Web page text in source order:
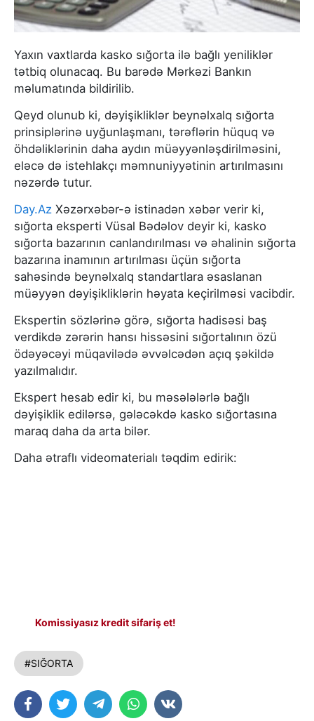
Yaxın vaxtlarda kasko sığorta ilə bağlı yeniliklər
tətbiq olunacaq. Bu barədə Mərkəzi Bankın
məlumatında bildirilib.
Qeyd olunub ki, dəyişikliklər beynəlxalq sığorta
prinsiplərinə uyğunlaşmanı, tərəflərin hüquq və
öhdəliklərinin daha aydın müəyyənləşdirilməsini,
eləcə də istehlakçı məmnuniyyətinin artırılmasını
nəzərdə tutur.
Day.Az Xəzərxəbər-ə istinadən xəbər verir ki,
sığorta eksperti Vüsal Bədəlov deyir ki, kasko
sığorta bazarının canlandırılması və əhalinin sığorta
bazarına inamının artırılması üçün sığorta
sahəsində beynəlxalq standartlara əsaslanan
müəyyən dəyişikliklərin həyata keçirilməsi vacibdir.
Ekspertin sözlərinə görə, sığorta hadisəsi baş
verdikdə zərərin hansı hissəsini sığortalının özü
ödəyəcəyi müqavilədə əvvəlcədən açıq şəkildə
yazılmalıdır.
Ekspert hesab edir ki, bu məsələlərlə bağlı
dəyişiklik edilərsə, gələcəkdə kasko sığortasına
maraq daha da arta bilər.
Daha ətraflı videomaterialı təqdim edirik:
Komissiyasız kredit sifariş et!
#SIĞORTA